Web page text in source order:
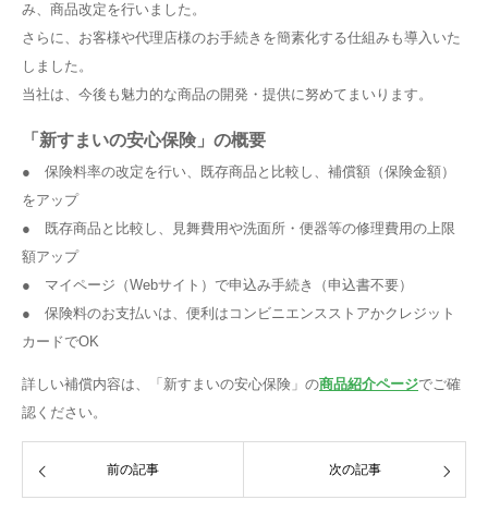
み、商品改定を行いました。
さらに、お客様や代理店様のお手続きを簡素化する仕組みも導入いた
しました。
当社は、今後も魅力的な商品の開発・提供に努めてまいります。
「新すまいの安心保険」の概要
● 保険料率の改定を行い、既存商品と比較し、補償額（保険金額）
をアップ
● 既存商品と比較し、見舞費用や洗面所・便器等の修理費用の上限
額アップ
● マイページ（Webサイト）で申込み手続き（申込書不要）
● 保険料のお支払いは、便利はコンビニエンスストアかクレジット
カードでOK
詳しい補償内容は、「新すまいの安心保険」の商品紹介ページでご確
認ください。
前の記事 次の記事